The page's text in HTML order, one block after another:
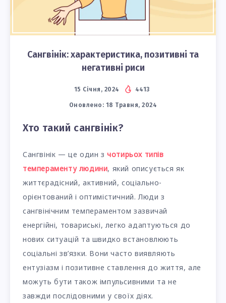
Сангвінік: характеристика, позитивні та
негативні риси
15 Січня, 2024 4413
Оновлено: 18 Травня, 2024
Хто такий сангвінік?
Сангвінік — це один зчотирьох типів
темпераменту людини, який описується як
життєрадісний, активний, соціально-
орієнтований і оптимістичний. Люди з
сангвінічним темпераментом зазвичай
енергійні, товариські, легко адаптуються до
нових ситуацій та швидко встановлюють
соціальні зв’язки. Вони часто виявляють
ентузіазм і позитивне ставлення до життя, але
можуть бути також імпульсивними та не
завжди послідовними у своїх діях.